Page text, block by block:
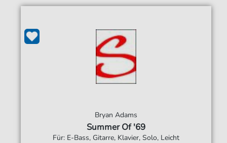
Bryan Adams
Summer Of '69
Für: E-Bass, Gitarre, Klavier, Solo, Leicht